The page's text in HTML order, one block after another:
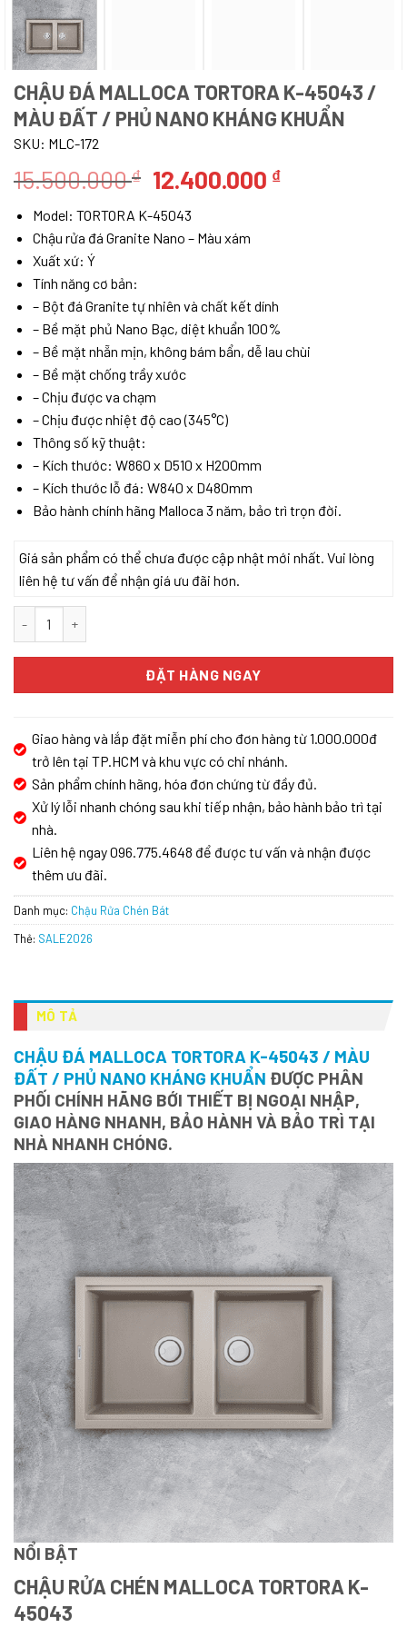
CHẬU ĐÁ MALLOCA TORTORA K-45043 /
MÀU ĐẤT / PHỦ NANO KHÁNG KHUẨN
SKU: MLC-172
15.500.000₫ Giá
là:
15.500.000 ₫.
12.400.000 ₫Giá
Model: TORTORA K-45043
Chậu rửa đá Granite Nano – Màu xám
Xuất xứ: Ý
Tính năng cơ bản:
– Bột đá Granite tự nhiên và chất kết dính
– Bề mặt phủ Nano Bạc, diệt khuẩn 100%
– Bề mặt nhẵn mịn, không bám bẩn, dễ lau chùi
– Bề mặt chống trầy xước
– Chịu được va chạm
– Chịu được nhiệt độ cao (345°C)
Thông số kỹ thuật:
– Kích thước: W860 x D510 x H200mm
– Kích thước lỗ đá: W840 x D480mm
Bảo hành chính hãng Malloca 3 năm, bảo trì trọn đời.
Giá sản phẩm có thể chưa được cập nhật mới nhất. Vui lòng
liên hệ tư vấn để nhận giá ưu đãi hơn.
ĐẶT HÀNG NGAY
Giao hàng và lắp đặt miễn phí cho đơn hàng từ 1.000.000đ
trở lên tại TP.HCM và khu vực có chi nhánh.
Sản phẩm chính hãng, hóa đơn chứng từ đầy đủ.
Xử lý lỗi nhanh chóng sau khi tiếp nhận, bảo hành bảo trì tại
nhà.
Liên hệ ngay 096.775.4648 để được tư vấn và nhận được
thêm ưu đãi.
Danh mục: Chậu Rửa Chén Bát
Thẻ: SALE2026
MÔ TẢ
CHẬU ĐÁ MALLOCA TORTORA K-45043 / MÀU
ĐẤT / PHỦ NANO KHÁNG KHUẨN ĐƯỢC PHÂN
PHỐI CHÍNH HÃNG BỚI THIẾT BỊ NGOẠI NHẬP,
GIAO HÀNG NHANH, BẢO HÀNH VÀ BẢO TRÌ TẠI
NHÀ NHANH CHÓNG.
NỔI BẬT
CHẬU RỬA CHÉN MALLOCA TORTORA K-
45043